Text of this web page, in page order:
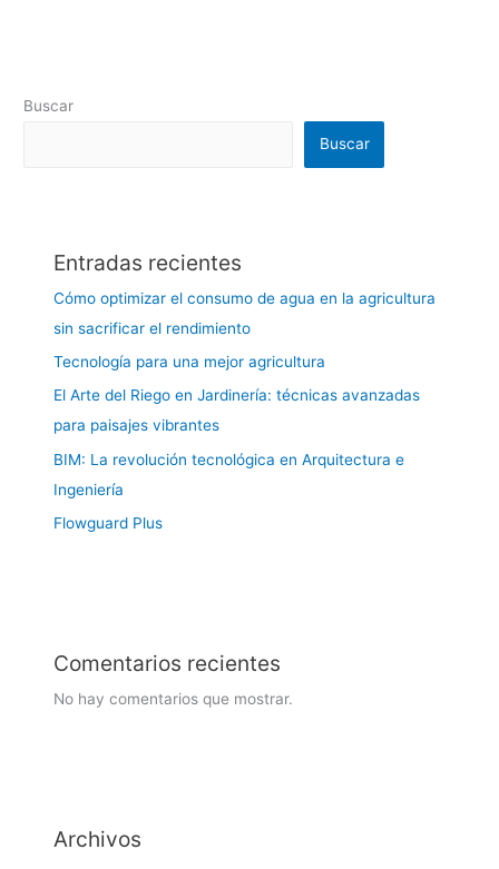
Buscar
Buscar
Entradas recientes
Cómo optimizar el consumo de agua en la agricultura
sin sacrificar el rendimiento
Tecnología para una mejor agricultura
El Arte del Riego en Jardinería: técnicas avanzadas
para paisajes vibrantes
BIM: La revolución tecnológica en Arquitectura e
Ingeniería
Flowguard Plus
Comentarios recientes
No hay comentarios que mostrar.
Archivos